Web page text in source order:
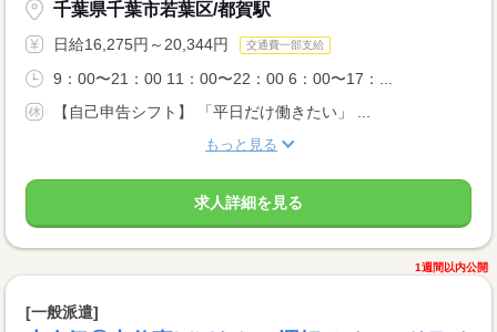
千葉県千葉市若葉区/都賀駅
日給16,275円～20,344円 交通費一部支給
9：00〜21：00 11：00〜22：00 6：00〜17：...
【自己申告シフト】 「平日だけ働きたい」 ...
もっと見る
求人詳細を見る
1週間以内公開
[一般派遣]